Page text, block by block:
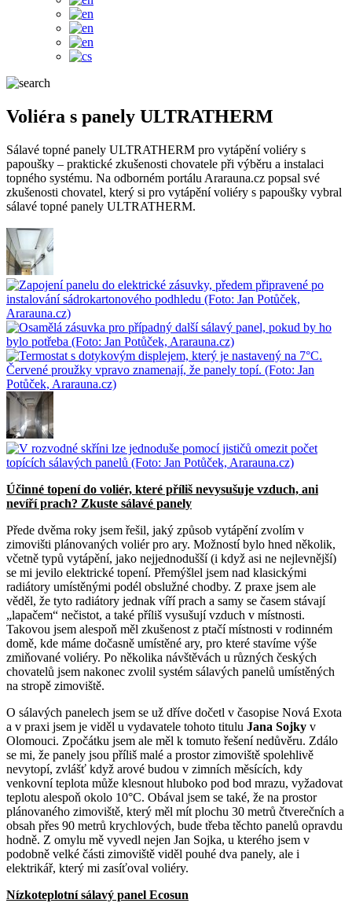
Voliéra s panely ULTRATHERM
Sálavé topné panely ULTRATHERM pro vytápění voliéry s
papoušky – praktické zkušenosti chovatele při výběru a instalaci
topného systému. Na odborném portálu Ararauna.cz popsal své
zkušenosti chovatel, který si pro vytápění voliéry s papoušky vybral
sálavé topné panely ULTRATHERM.
Účinné topení do voliér, které příliš nevysušuje vzduch, ani
nevíří prach? Zkuste sálavé panely
Přede dvěma roky jsem řešil, jaký způsob vytápění zvolím v
zimovišti plánovaných voliér pro ary. Možností bylo hned několik,
včetně typů vytápění, jako nejjednodušší (i když asi ne nejlevnější)
se mi jevilo elektrické topení. Přemýšlel jsem nad klasickými
radiátory umístěnými podél obslužné chodby. Z praxe jsem ale
věděl, že tyto radiátory jednak víří prach a samy se časem stávají
„lapačem“ nečistot, a také příliš vysušují vzduch v místnosti.
Takovou jsem alespoň měl zkušenost z ptačí místnosti v rodinném
domě, kde máme dočasně umístěné ary, pro které stavíme výše
zmiňované voliéry. Po několika návštěvách u různých českých
chovatelů jsem nakonec zvolil systém sálavých panelů umístěných
na stropě zimoviště.
O sálavých panelech jsem se už dříve dočetl v časopise Nová Exota
a v praxi jsem je viděl u vydavatele tohoto titulu Jana Sojky v
Olomouci. Zpočátku jsem ale měl k tomuto řešení nedůvěru. Zdálo
se mi, že panely jsou příliš malé a prostor zimoviště spolehlivě
nevytopí, zvlášť když arové budou v zimních měsících, kdy
venkovní teplota může klesnout hluboko pod bod mrazu, vyžadovat
teplotu alespoň okolo 10°C. Obával jsem se také, že na prostor
plánovaného zimoviště, který měl mít plochu 30 metrů čtverečních a
obsah přes 90 metrů krychlových, bude třeba těchto panelů opravdu
hodně. Z omylu mě vyvedl nejen Jan Sojka, u kterého jsem v
podobně velké části zimoviště viděl pouhé dva panely, ale i
elektrikář, který mi zasíťoval voliéry.
Nízkoteplotní sálavý panel Ecosun